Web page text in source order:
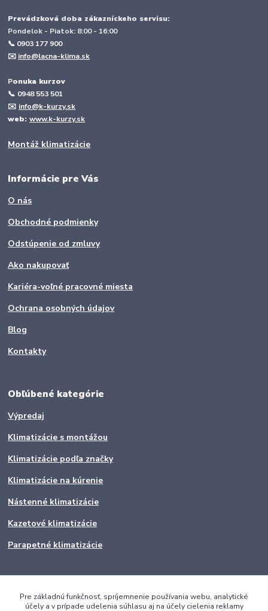
Prevádzková doba zákazníckeho servisu:
Pondelok - Piatok: 8:00 - 16:00
📞 0903 177 900
✉️ info@lacna-klima.sk
Ponuka kurzov
📞 0948 553 501
✉️ info@k-kurzy.sk
web:www.k-kurzy.sk
Montáž klimatizácie
Informácie pre Vás
O nás
Obchodné podmienky
Odstúpenie od zmluvy
Ako nakupovať
Kariéra-voľné pracovné miesta
Ochrana osobných údajov
Blog
Kontakty
Obľúbené kategórie
Výpredaj
Klimatizácie s montážou
Klimatizácie podľa značky
Klimatizácie na kúrenie
Nástenné klimatizácie
Kazetové klimatizácie
Parapetné klimatizácie
Pre základnú funkčnosť, spríjemnenie používania webu, analytické
účely a v prípade udelenia súhlasu aj na účely cielenia reklamy